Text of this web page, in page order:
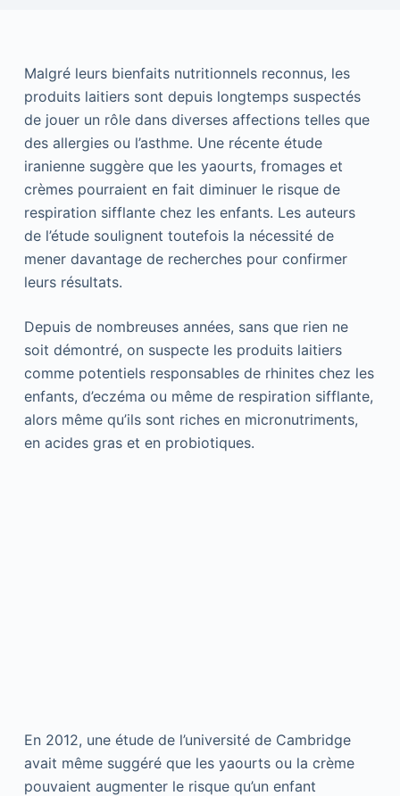
Malgré leurs bienfaits nutritionnels reconnus, les
produits laitiers sont depuis longtemps suspectés
de jouer un rôle dans diverses affections telles que
des allergies ou l’asthme. Une récente étude
iranienne suggère que les yaourts, fromages et
crèmes pourraient en fait diminuer le risque de
respiration sifflante chez les enfants. Les auteurs
de l’étude soulignent toutefois la nécessité de
mener davantage de recherches pour confirmer
leurs résultats.
Depuis de nombreuses années, sans que rien ne
soit démontré, on suspecte les produits laitiers
comme potentiels responsables de rhinites chez les
enfants, d’eczéma ou même de respiration sifflante,
alors même qu’ils sont riches en micronutriments,
en acides gras et en probiotiques.
En 2012, une étude de l’université de Cambridge
avait même suggéré que les yaourts ou la crème
pouvaient augmenter le risque qu’un enfant